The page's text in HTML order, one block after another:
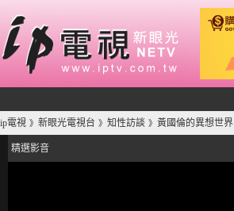
ip電視 》 新眼光電視台 》 知性訪談 》 黃國倫的異想世界
精選影音